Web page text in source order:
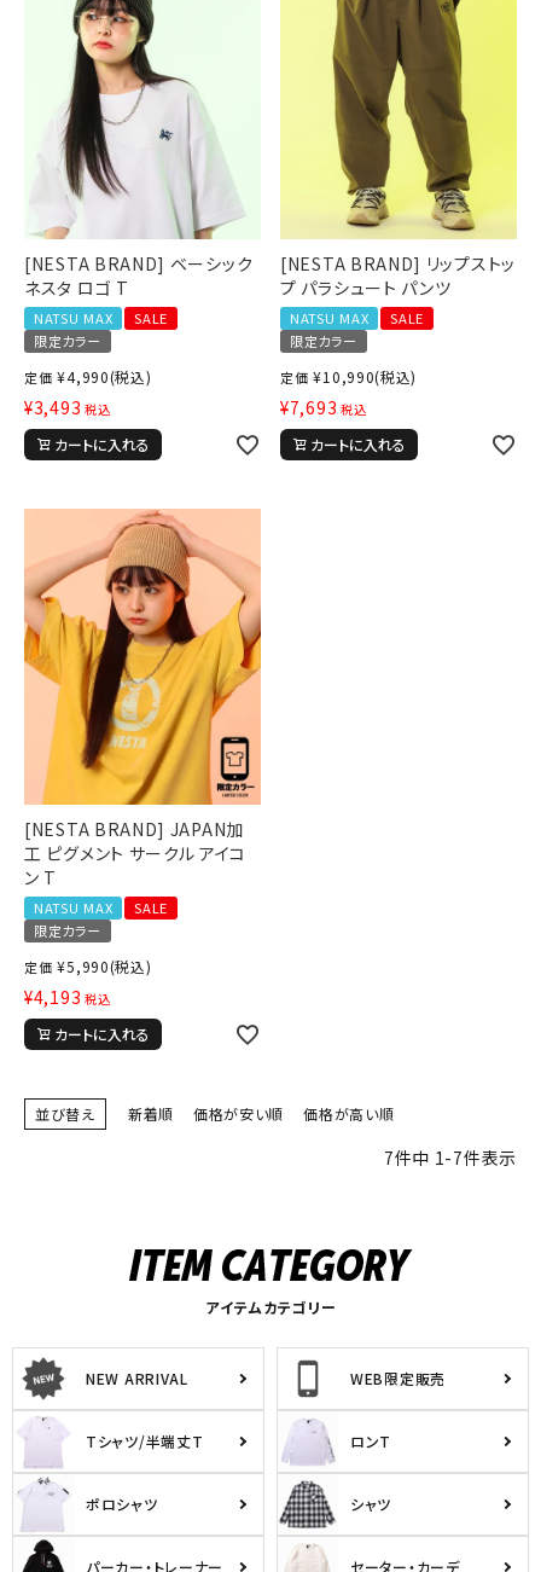
[NESTA BRAND] ベーシック
ネスタ ロゴ T
NATSU MAX
SALE
限定カラー
定価 ¥4,990(税込)
¥3,493 税込
カートに入れる
[NESTA BRAND] リップストッ
プ パラシュート パンツ
NATSU MAX
SALE
限定カラー
定価 ¥10,990(税込)
¥7,693 税込
カートに入れる
[NESTA BRAND] JAPAN加
工 ピグメント サークル アイコ
ン T
NATSU MAX
SALE
限定カラー
定価 ¥5,990(税込)
¥4,193 税込
カートに入れる
並び替え 新着順 価格が安い順 価格が高い順
7件中 1-7件表示
アイテムカテゴリー
NEW ARRIVAL WEB限定販売
Tシャツ/半端丈T ロンT
ポロシャツ シャツ
パーカー・トレーナー セーター・カーデ